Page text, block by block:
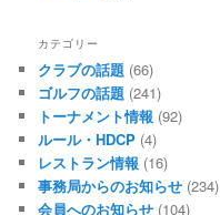
カテゴリー
クラブの話題 (66)
ゴルフの話題 (241)
トーナメント情報 (92)
ルール・HDCP (4)
レストラン情報 (16)
事務局からのお知らせ (234)
会員へのお知らせ (104)